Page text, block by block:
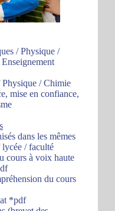
/ Physique /
/ Chimie
mise en confiance,
dans les mêmes
/ faculté
cours à voix haute
du cours
*pdf